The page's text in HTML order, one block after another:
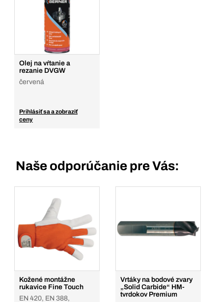
Olej na vŕtanie a
rezanie DVGW
červená
Prihlásiť sa a zobraziť
ceny
Naše odporúčanie pre Vás:
Kožené montážne
rukavice Fine Touch
EN 420, EN 388,
Vrtáky na bodové zvary
„Solid Carbide“ HM-
tvrdokov Premium